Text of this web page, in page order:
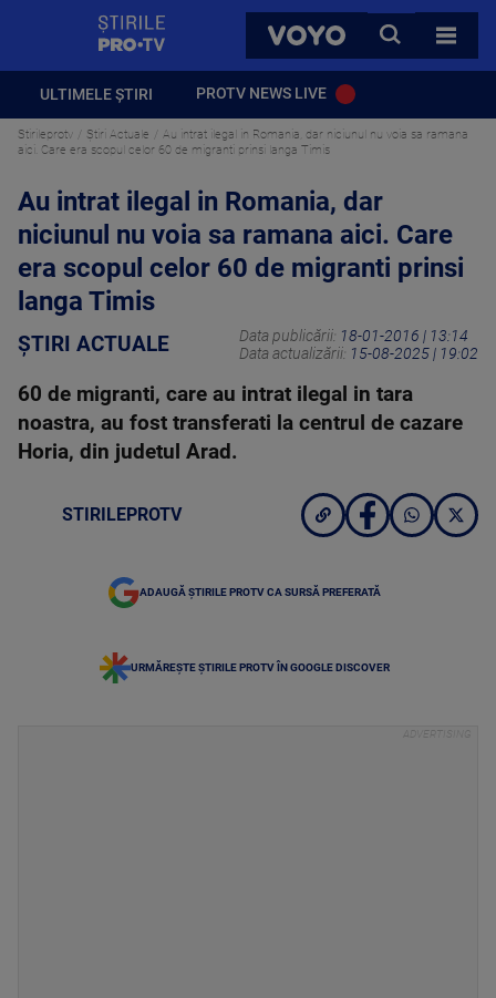
VOYO
CAUTA
TOATE
ULTIMELE ȘTIRI PROTV NEWS LIVE
Stirileprotv Știri Actuale
Au intrat ilegal in Romania, dar niciunul nu voia sa ramana
aici. Care era scopul celor 60 de migranti prinsi langa Timis
Au intrat ilegal in Romania, dar
niciunul nu voia sa ramana aici. Care
era scopul celor 60 de migranti prinsi
langa Timis
ȘTIRI ACTUALE Data publicării: 18-01-2016 | 13:14
Data actualizării: 15-08-2025 | 19:02
60 de migranti, care au intrat ilegal in tara
noastra, au fost transferati la centrul de cazare
Horia, din judetul Arad.
STIRILEPROTV
ADAUGĂ ȘTIRILE PROTV CA SURSĂ PREFERATĂ
URMĂREȘTE ȘTIRILE PROTV ÎN GOOGLE DISCOVER